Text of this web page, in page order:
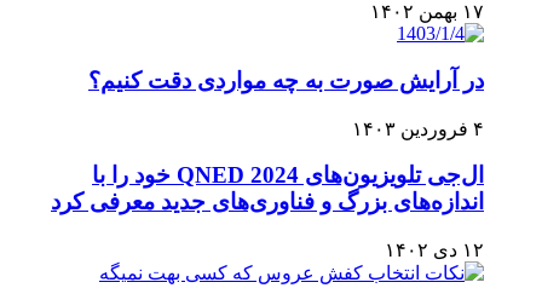
۱۷ بهمن ۱۴۰۲
در آرایش صورت به چه مواردی دقت کنیم؟
۴ فروردین ۱۴۰۳
ال‌جی تلویزیون‌های QNED 2024 خود را با
اندازه‌های بزرگ و فناوری‌های جدید معرفی کرد
۱۲ دی ۱۴۰۲